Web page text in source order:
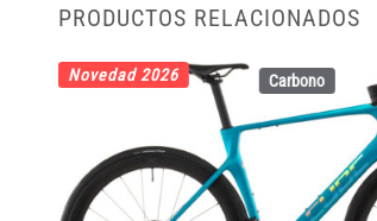
PRODUCTOS RELACIONADOS
Carbono
Novedad 2026